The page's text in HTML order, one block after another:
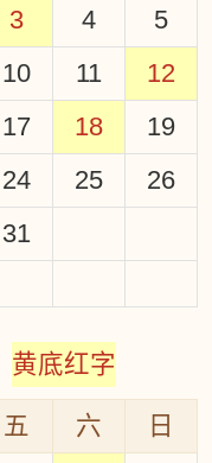
3 4
5
10 11
12
17 18
19
24 25
26
31
黄底红字
五 六
日